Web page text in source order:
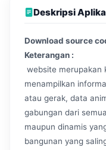
Deskripsi
Download source
Keterangan :
website merupakan
menampilkan
atau gerak, data
gabungan dari
maupun dinamis
bangunan yang